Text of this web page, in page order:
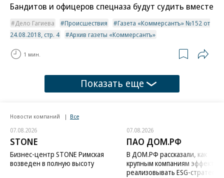
Бандитов и офицеров спецназа будут судить вместе
Дело Гагиева Происшествия
Газета «Коммерсантъ» №152 от
24.08.2018, стр. 4
Архив газеты «Коммерсантъ»
1 мин.
Показать еще
Новости компаний Все
07.08.2026
STONE
Бизнес-центр STONE Римская
возведен в полную высоту
07.08.2026
ПАО ДОМ.РФ
В ДОМ.РФ рассказали, как
крупным компаниям
реализовывать ESG-стратегию